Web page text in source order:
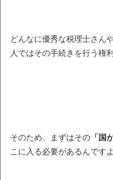
どんなに優秀な税理士さん
人ではその手続きを行う権
そのため、まずはその 「国
こに入る必要があるんですよ